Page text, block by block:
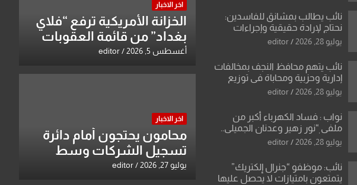
نائب يطالب بمشانق للفاسدين:
نحتاج لإرادة حقيقية وإجراءات
رادعة تمنع استمرار الاعتداء على
يوليو 28, 2026 editor
نائب يتهم محافظ النجف بمخالفات
إدارية وحزبية ومحاباة في توزيع
الأراضي
يوليو 28, 2026 editor
نواب : فساد الكهرباء أكبر من
ملفي “نور زهير وعدنان الجميلي..
نصر الله يكشف فروقات صادمة
يوليو 28, 2026 editor
نائب: موظفو “جنرال إلكتريك”
يتمتعون بامتيازات لا يحصل عليها
اخر الاخبار
الخزانة الأمريكية ترفع “فلاي
بغداد” من قائمة العقوبات
وتبقي اسم مالكها مدرجا
أغسطس 5, 2026 editor
اخر الاخبار
محامون يحتجون أمام دائرة
تسجيل الشركات وسط
بغداد
يوليو 27, 2026 editor